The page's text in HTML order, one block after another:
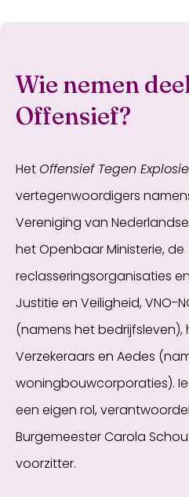
Wie nemen
Offensief?
Het Offensief Tegen
vertegenwoordigers
Vereniging van
het Openbaar Ministerie, de
reclasseringsorganisaties
Justitie en Veiligheid, VNO-
(namens het
Verzekeraars en Aedes
woningbouwcorporaties).
een eigen rol,
Burgemeester Carola
voorzitter.